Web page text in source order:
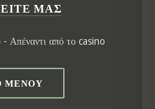
ΜΑΣ
Απέναντι από το casino
ΜΕΝΟΎ